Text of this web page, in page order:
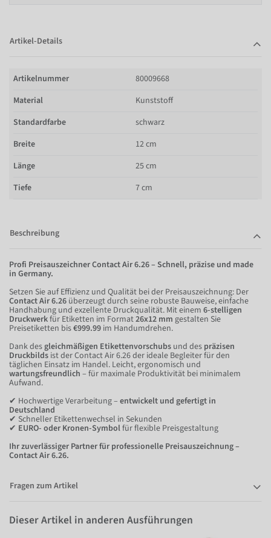
Artikel-Details
Artikelnummer
80009668
Material
Kunststoff
Standardfarbe
schwarz
Breite
12 cm
Länge
25 cm
Tiefe
7 cm
Beschreibung
Profi Preisauszeichner Contact Air 6.26 – Schnell, präzise und made
in Germany.
Setzen Sie auf Effizienz und Qualität bei der Preisauszeichnung: Der
Contact Air 6.26 überzeugt durch seine robuste Bauweise, einfache
Handhabung und exzellente Druckqualität. Mit einem 6-stelligen
Druckwerkfür Etiketten im Format26x12 mm gestalten Sie
Preisetiketten bis€999.99 im Handumdrehen.
Dank desgleichmäßigen Etikettenvorschubs und des präzisen
Druckbilds ist der Contact Air 6.26 der ideale Begleiter für den
täglichen Einsatz im Handel. Leicht, ergonomisch und
wartungsfreundlich – für maximale Produktivität bei minimalem
Aufwand.
✔ Hochwertige Verarbeitung – entwickelt und gefertigt in
Deutschland
✔ Schneller Etikettenwechsel in Sekunden
✔ EURO- oder Kronen-Symbolfür flexible Preisgestaltung
Ihr zuverlässiger Partner für professionelle Preisauszeichnung –
Contact Air 6.26.
Fragen zum Artikel
Dieser Artikel in anderen Ausführungen